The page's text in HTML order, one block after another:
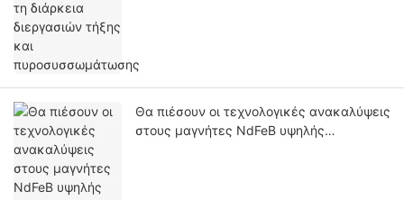
Θα πιέσουν οι τεχνολογικές ανακαλύψεις
στους μαγνήτες NdFeB υψηλής